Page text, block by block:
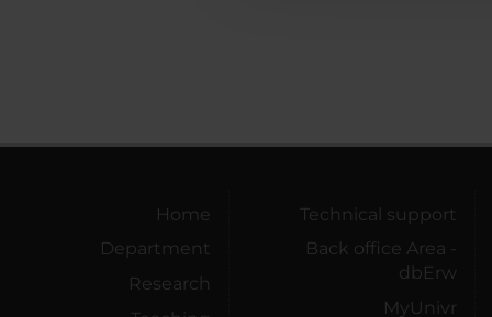
Home
Department
Research
Technical support
Back office Area -
dbErw
MyUnivr